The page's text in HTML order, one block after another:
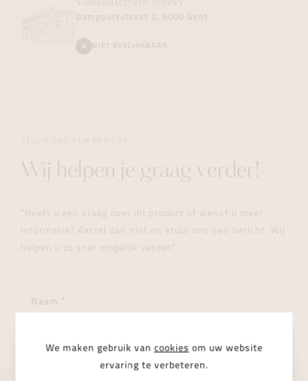
Vanhoutteghem Jewelry
Dampoortstraat 2, 9000 Gent
NIET BESCHIKBAAR
Wij helpen je graag verder!
"Heeft u een vraag over dit product of wenst u meer
informatie? Aarzel dan niet en stuur ons een bericht. Wij
helpen u zo snel mogelijk verder."
We maken gebruik van cookies om uw website
ervaring te verbeteren.